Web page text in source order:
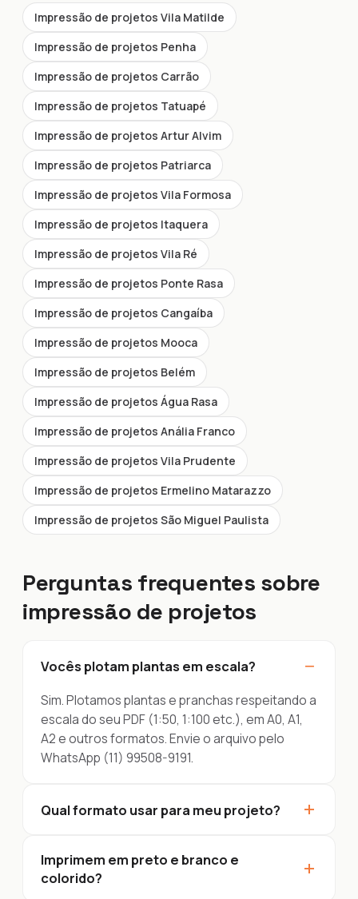
Impressão de projetos Vila Matilde
Impressão de projetos Penha
Impressão de projetos Carrão
Impressão de projetos Tatuapé
Impressão de projetos Artur Alvim
Impressão de projetos Patriarca
Impressão de projetos Vila Formosa
Impressão de projetos Itaquera
Impressão de projetos Vila Ré
Impressão de projetos Ponte Rasa
Impressão de projetos Cangaíba
Impressão de projetos Mooca
Impressão de projetos Belém
Impressão de projetos Água Rasa
Impressão de projetos Anália Franco
Impressão de projetos Vila Prudente
Impressão de projetos Ermelino Matarazzo
Impressão de projetos São Miguel Paulista
Perguntas frequentes sobre
impressão de projetos
Vocês plotam plantas em escala? −
Sim. Plotamos plantas e pranchas respeitando a
escala do seu PDF (1:50, 1:100 etc.), em A0, A1,
A2 e outros formatos. Envie o arquivo pelo
WhatsApp (11) 99508-9191.
Qual formato usar para meu projeto? +
Imprimem em preto e branco e
colorido?
+